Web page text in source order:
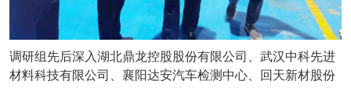
调研组先后深入湖北鼎龙控股股份有限公司、武汉中科先进
材料科技有限公司、襄阳达安汽车检测中心、回天新材股份